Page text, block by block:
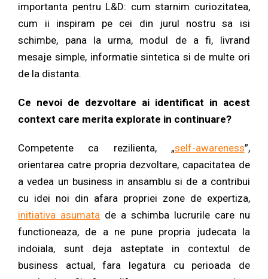
importanta pentru L&D: cum starnim curiozitatea,
cum ii inspiram pe cei din jurul nostru sa isi
schimbe, pana la urma, modul de a fi, livrand
mesaje simple, informatie sintetica si de multe ori
de la distanta.
Ce nevoi de dezvoltare ai identificat in acest
context care merita explorate in continuare?
Competente ca rezilienta, „self-awareness”,
orientarea catre propria dezvoltare, capacitatea de
a vedea un business in ansamblu si de a contribui
cu idei noi din afara propriei zone de expertiza,
initiativa asumata de a schimba lucrurile care nu
functioneaza, de a ne pune propria judecata la
indoiala, sunt deja asteptate in contextul de
business actual, fara legatura cu perioada de